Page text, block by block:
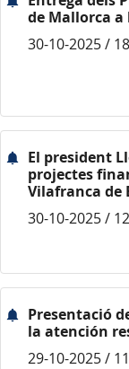
de Mallorca a
30-10-2025 /
El president
projectes
Vilafranca de
30-10-2025 /
Presentació
la atención
29-10-2025 /